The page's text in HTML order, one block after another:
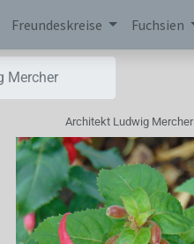
Freundeskreise Fuchsien
Mercher
Architekt Ludwig Mercher